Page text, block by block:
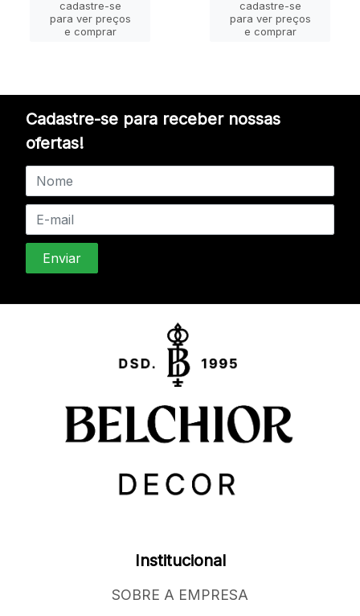
cadastre-se
para ver preços
e comprar
cadastre-se
para ver preços
e comprar
Cadastre-se para receber nossas
ofertas!
Institucional
SOBRE A EMPRESA